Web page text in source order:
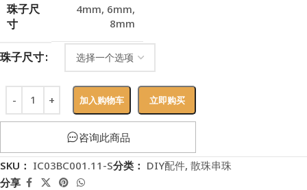
珠子尺
寸
4mm, 6mm,
8mm
珠子尺寸
加入购物车 立即购买
咨询此商品
SKU： IC03BC001.11-S分类： DIY配件, 散珠串珠
分享